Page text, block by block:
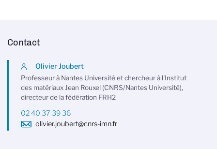
Contact
Olivier Joubert
Professeur à Nantes Université et chercheur à l'Institut
des matériaux Jean Rouxel (CNRS/Nantes Université),
directeur de la fédération FRH2
02 40 37 39 36
olivier.joubert@cnrs-imn.fr